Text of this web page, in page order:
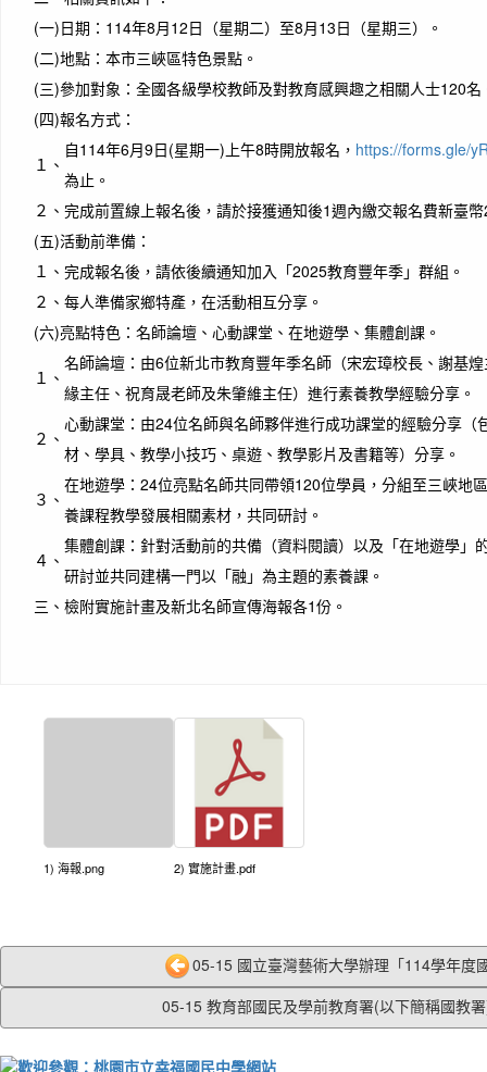
(一)日期：114年8月12日（星期二）至8月13日（星期三）。
(二)地點：本市三峽區特色景點。
(三)參加對象：全國各級學校教師及對教育感興趣之相關人士120名
(四)報名方式：
１、
自114年6月9日(星期一)上午8時開放報名， https://forms.gle/
為止。
２、 完成前置線上報名後，請於接獲通知後1週內繳交報名費新臺
(五)活動前準備：
１、 完成報名後，請依後續通知加入「2025教育豐年季」群組。
２、 每人準備家鄉特產，在活動相互分享。
(六)亮點特色：名師論壇、心動課堂、在地遊學、集體創課。
１、
名師論壇：由6位新北市教育豐年季名師（宋宏璋校長、謝基
緣主任、祝育晟老師及朱肇維主任）進行素養教學經驗分享。
２、
心動課堂：由24位名師與名師夥伴進行成功課堂的經驗分享（
材、學具、教學小技巧、桌遊、教學影片及書籍等）分享。
３、
在地遊學：24位亮點名師共同帶領120位學員，分組至三峽地
養課程教學發展相關素材，共同研討。
４、
集體創課：針對活動前的共備（資料閱讀）以及「在地遊學」
研討並共同建構一門以「融」為主題的素養課。
三、 檢附實施計畫及新北名師宣傳海報各1份。
1) 海報.png 2) 實施計畫.pdf
05-15 國立臺灣藝術大學辦理「114學年度
05-15 教育部國民及學前教育署(以下簡稱國教